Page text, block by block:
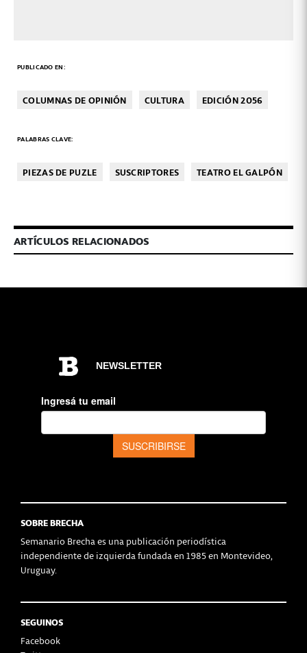
PUBLICADO EN:
COLUMNAS DE OPINIÓN CULTURA EDICIÓN 2056
PALABRAS CLAVE:
PIEZAS DE PUZLE SUSCRIPTORES TEATRO EL GALPÓN
ARTÍCULOS RELACIONADOS
SOBRE BRECHA
Semanario Brecha es una publicación periodística
independiente de izquierda fundada en 1985 en Montevideo,
Uruguay.
SEGUINOS
Facebook